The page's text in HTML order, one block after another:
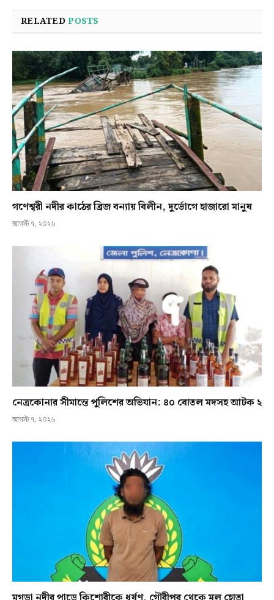
RELATEDPOSTS
গণেশ্বরী নদীর কাঠের ব্রিজ বন্যায় বিলীন, দুর্ভোগে হাজারো মানুষ
আগস্ট ৭, ২০২৬
নেত্রকোনার সীমান্তে পুলিশের অভিযান: ৪০ বোতল মদসহ আটক ২
আগস্ট ৭, ২০২৬